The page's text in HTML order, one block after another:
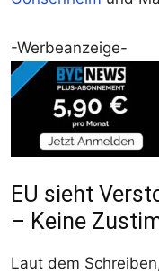
-Werbeanzeige-
EU sieht
– Keine
Laut dem